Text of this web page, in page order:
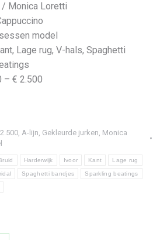
/ Monica Loretti
model
Lage rug, V-hals, Spaghetti
– € 2.500
, A-lijn, Gekleurde jurken, Monica
Harderwijk Ivoor Kant Lage rug
Spaghetti bandjes Sparkling beatings